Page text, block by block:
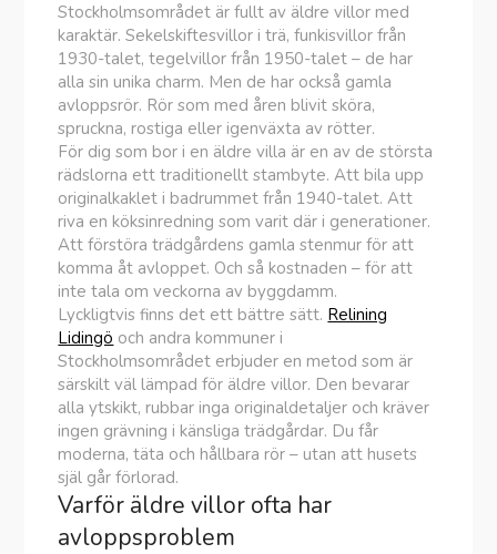
Stockholmsområdet är fullt av äldre villor med
karaktär. Sekelskiftesvillor i trä, funkisvillor från
1930-talet, tegelvillor från 1950-talet – de har
alla sin unika charm. Men de har också gamla
avloppsrör. Rör som med åren blivit sköra,
spruckna, rostiga eller igenväxta av rötter.
För dig som bor i en äldre villa är en av de största
rädslorna ett traditionellt stambyte. Att bila upp
originalkaklet i badrummet från 1940-talet. Att
riva en köksinredning som varit där i generationer.
Att förstöra trädgårdens gamla stenmur för att
komma åt avloppet. Och så kostnaden – för att
inte tala om veckorna av byggdamm.
Lyckligtvis finns det ett bättre sätt. Relining
Lidingö och andra kommuner i
Stockholmsområdet erbjuder en metod som är
särskilt väl lämpad för äldre villor. Den bevarar
alla ytskikt, rubbar inga originaldetaljer och kräver
ingen grävning i känsliga trädgårdar. Du får
moderna, täta och hållbara rör – utan att husets
själ går förlorad.
Varför äldre villor ofta har
avloppsproblem